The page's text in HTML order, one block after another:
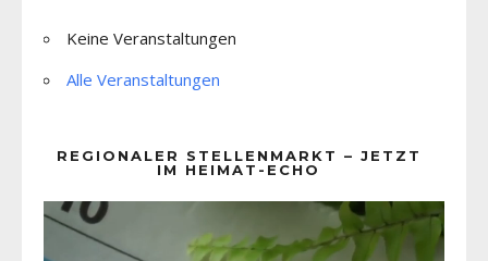
Keine Veranstaltungen
Alle Veranstaltungen
REGIONALER STELLENMARKT – JETZT
IM HEIMAT-ECHO
Player